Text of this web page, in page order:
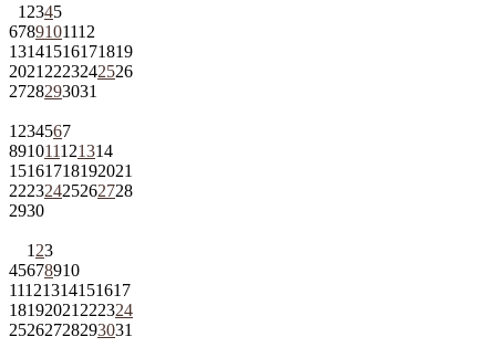
1 2345
6789101112
13141516171819
2021 2223242526
2728293031
1 234567
891011121314
15161718192021
22232425262728
2930
1 23
45678910
11121314151617
18192021 222324
25262728293031